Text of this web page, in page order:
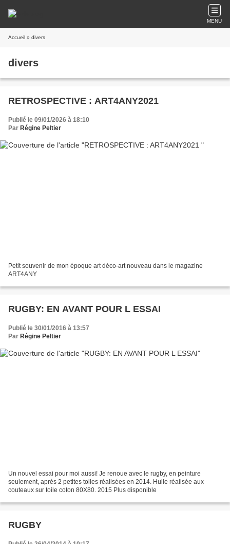
MENU
Accueil » divers
divers
RETROSPECTIVE : ART4ANY2021
Publié le 09/01/2026 à 18:10
Par Régine Peltier
Petit souvenir de mon époque art déco-art nouveau dans le magazine
ART4ANY
RUGBY: EN AVANT POUR L ESSAI
Publié le 30/01/2016 à 13:57
Par Régine Peltier
Un nouvel essai pour moi aussi! Je renoue avec le rugby, en peinture
seulement, après 2 petites toiles réalisées en 2014. Huile réaiisée aux
couteaux sur toile coton 80X80. 2015 Plus disponible
RUGBY